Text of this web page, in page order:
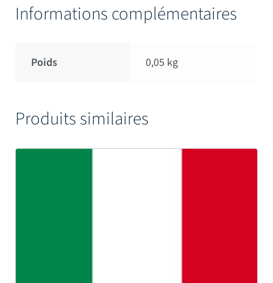
Informations complémentaires
Poids 0,05 kg
Produits similaires